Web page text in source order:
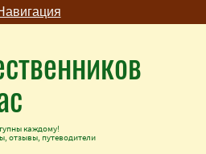
каждому!
отзывы, путеводители